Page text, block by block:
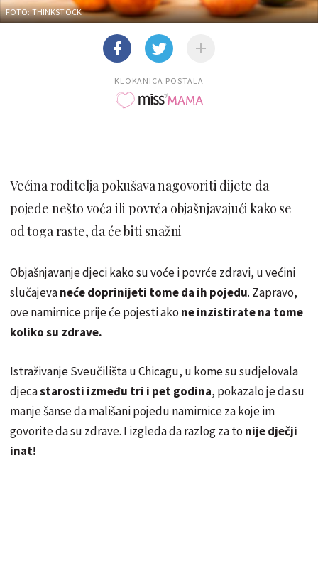
FOTO: THINKSTOCK
KLOKANICA POSTALA
Većina roditelja pokušava nagovoriti dijete da
pojede nešto voća ili povrća objašnjavajući kako se
od toga raste, da će biti snažni
Objašnjavanje djeci kako su voće i povrće zdravi, u većini
slučajevaneće doprinijeti tome da ih pojedu. Zapravo,
ove namirnice prije će pojesti ako ne inzistirate na tome
koliko su zdrave.
Istraživanje Sveučilišta u Chicagu, u kome su sudjelovala
djecastarosti između tri i pet godina, pokazalo je da su
manje šanse da mališani pojedu namirnice za koje im
govorite da su zdrave. I izgleda da razlog za to nije dječji
inat!